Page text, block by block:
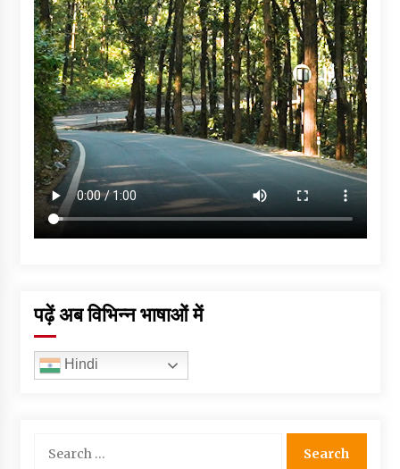
पढ़ें अब विभिन्न भाषाओं में
Hindi
for: